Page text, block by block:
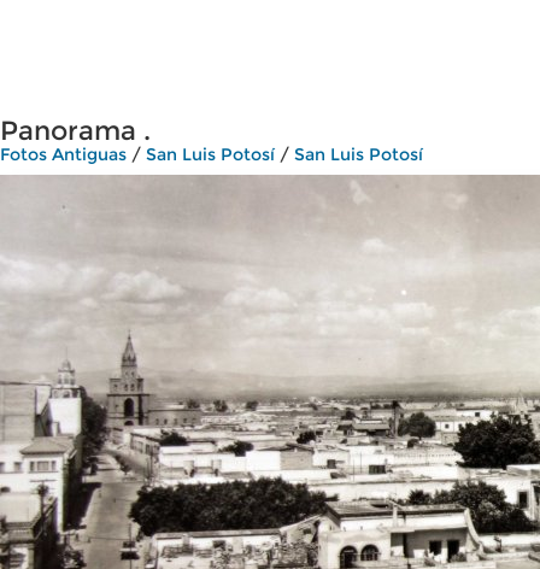
Panorama .
Fotos Antiguas / San Luis Potosí / San Luis Potosí